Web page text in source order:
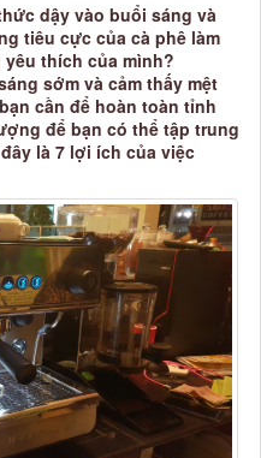
dậy vào buổi sáng và
tiêu cực của cà phê làm
thích của mình?
sớm và cảm thấy mệt
cần để hoàn toàn tỉnh
để bạn có thể tập trung
là 7 lợi ích của việc